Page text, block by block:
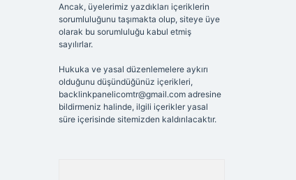
Ancak, üyelerimiz yazdıkları içeriklerin
sorumluluğunu taşımakta olup, siteye üye
olarak bu sorumluluğu kabul etmiş
sayılırlar.
Hukuka ve yasal düzenlemelere aykırı
olduğunu düşündüğünüz içerikleri,
backlinkpanelicomtr@gmail.comadresine
bildirmeniz halinde, ilgili içerikler yasal
süre içerisinde sitemizden kaldırılacaktır.